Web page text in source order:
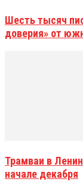
Шесть тысяч
доверия» от
Трамваи в
начале декабря